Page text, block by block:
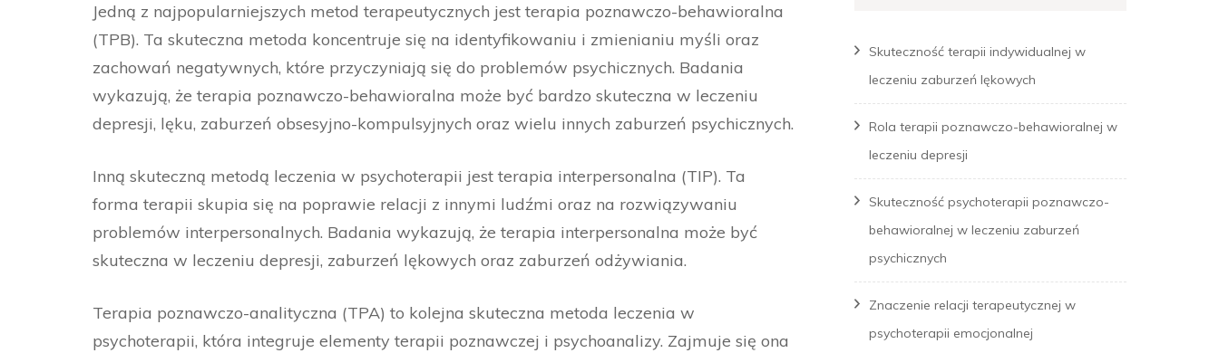
Jedną z najpopularniejszych metod terapeutycznych jest terapia poznawczo-behawioralna
(TPB). Ta skuteczna metoda koncentruje się na identyfikowaniu i zmienianiu myśli oraz
zachowań negatywnych, które przyczyniają się do problemów psychicznych. Badania
wykazują, że terapia poznawczo-behawioralna może być bardzo skuteczna w leczeniu
depresji, lęku, zaburzeń obsesyjno-kompulsyjnych oraz wielu innych zaburzeń psychicznych.
Inną skuteczną metodą leczenia w psychoterapii jest terapia interpersonalna (TIP). Ta
forma terapii skupia się na poprawie relacji z innymi ludźmi oraz na rozwiązywaniu
problemów interpersonalnych. Badania wykazują, że terapia interpersonalna może być
skuteczna w leczeniu depresji, zaburzeń lękowych oraz zaburzeń odżywiania.
Terapia poznawczo-analityczna (TPA) to kolejna skuteczna metoda leczenia w
psychoterapii, która integruje elementy terapii poznawczej i psychoanalizy. Zajmuje się ona
Skuteczność terapii indywidualnej w
leczeniu zaburzeń lękowych
Rola terapii poznawczo-behawioralnej w
leczeniu depresji
Skuteczność psychoterapii poznawczo-
behawioralnej w leczeniu zaburzeń
psychicznych
Znaczenie relacji terapeutycznej w
psychoterapii emocjonalnej